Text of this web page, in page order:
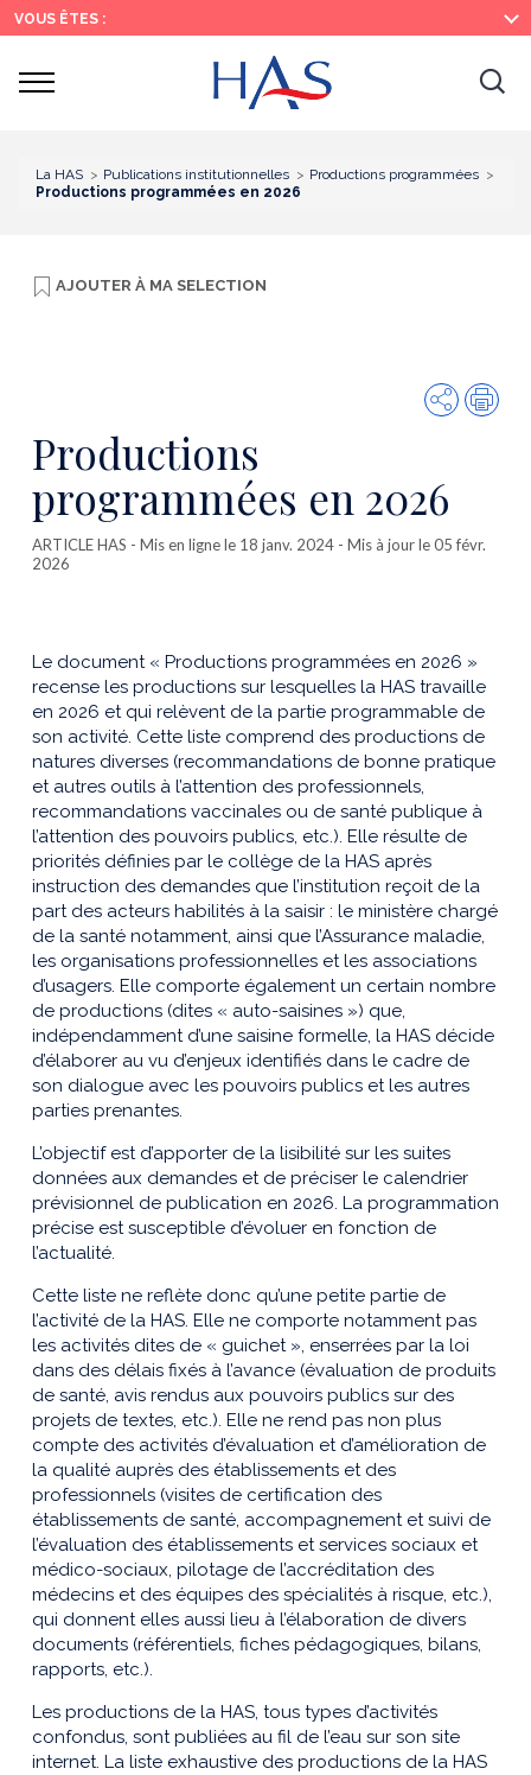
Recherche
Menu
principal
Contenu
principal
VOUS ÊTES :
Ouvrir
La HAS Publications institutionnelles
Productions programmées
Productions programmées en 2026
AJOUTER À MA SELECTION
Partager
Productions
programmées en 2026
ARTICLE HAS - Mis en ligne le 18 janv. 2024 - Mis à jour le 05 févr.
2026
Le document « Productions programmées en 2026 »
recense les productions sur lesquelles la HAS travaille
en 2026 et qui relèvent de la partie programmable de
son activité. Cette liste comprend des productions de
natures diverses (recommandations de bonne pratique
et autres outils à l’attention des professionnels,
recommandations vaccinales ou de santé publique à
l’attention des pouvoirs publics, etc.). Elle résulte de
priorités définies par le collège de la HAS après
instruction des demandes que l’institution reçoit de la
part des acteurs habilités à la saisir : le ministère chargé
de la santé notamment, ainsi que l’Assurance maladie,
les organisations professionnelles et les associations
d’usagers. Elle comporte également un certain nombre
de productions (dites « auto-saisines ») que,
indépendamment d’une saisine formelle, la HAS décide
d’élaborer au vu d’enjeux identifiés dans le cadre de
son dialogue avec les pouvoirs publics et les autres
parties prenantes.
L’objectif est d’apporter de la lisibilité sur les suites
données aux demandes et de préciser le calendrier
prévisionnel de publication en 2026. La programmation
précise est susceptible d’évoluer en fonction de
l’actualité.
Cette liste ne reflète donc qu’une petite partie de
l’activité de la HAS. Elle ne comporte notamment pas
les activités dites de « guichet », enserrées par la loi
dans des délais fixés à l’avance (évaluation de produits
de santé, avis rendus aux pouvoirs publics sur des
projets de textes, etc.). Elle ne rend pas non plus
compte des activités d’évaluation et d’amélioration de
la qualité auprès des établissements et des
professionnels (visites de certification des
établissements de santé, accompagnement et suivi de
l’évaluation des établissements et services sociaux et
médico-sociaux, pilotage de l’accréditation des
médecins et des équipes des spécialités à risque, etc.),
qui donnent elles aussi lieu à l’élaboration de divers
documents (référentiels, fiches pédagogiques, bilans,
rapports, etc.).
Les productions de la HAS, tous types d’activités
confondus, sont publiées au fil de l’eau sur son site
internet. La liste exhaustive des productions de la HAS